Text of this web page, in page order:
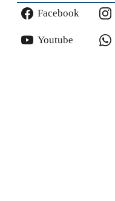
Facebook
Youtube